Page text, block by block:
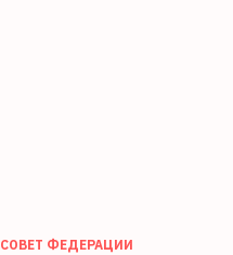
СОВЕТ ФЕДЕРАЦИИ